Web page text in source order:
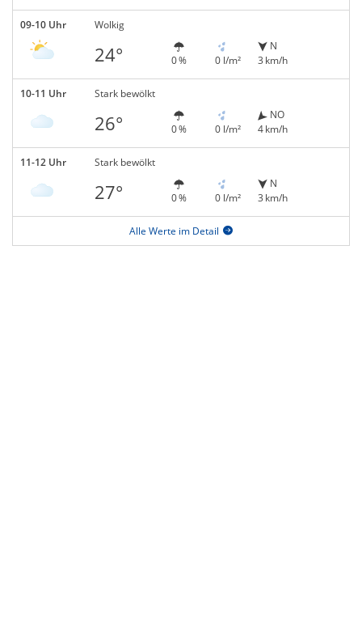
09-10 Uhr Wolkig
24° 0 % 0 l/m²
N
3 km/h
10-11 Uhr Stark bewölkt
26° 0 % 0 l/m²
NO
4 km/h
11-12 Uhr Stark bewölkt
27° 0 % 0 l/m²
N
3 km/h
Alle Werte im Detail